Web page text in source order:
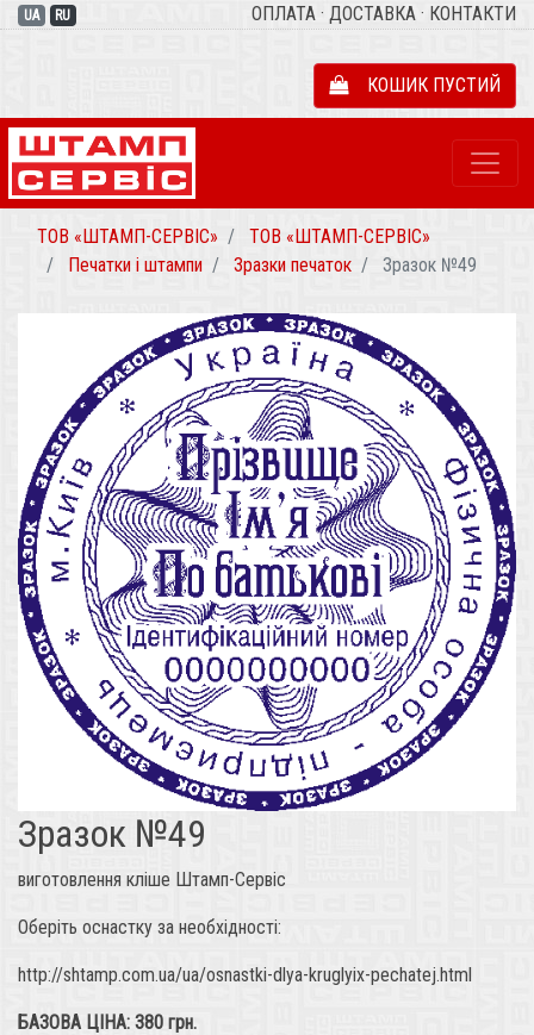
UA RU ОПЛАТА · ДОСТАВКА · КОНТАКТИ
КОШИК ПУСТИЙ
ТОВ «ШТАМП-СЕРВІС»
ТОВ «ШТАМП-СЕРВІС»
Печатки і штампи
Зразки печаток Зразок №49
Зразок №49
виготовлення кліше Штамп-Сервіс
Оберіть оснастку за необхідності:
http://shtamp.com.ua/ua/osnastki-dlya-kruglyix-pechatej.html
БАЗОВА ЦІНА: 380 грн.